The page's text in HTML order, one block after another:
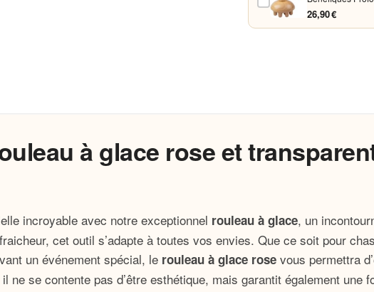
26,90 €
à glace rose et
incroyable avec notre exceptionnel rouleau à glace, un
cet outil s’adapte à toutes vos envies. Que ce soit pour
un événement spécial, le rouleau à glace rose vous permettra
ne se contente pas d’être esthétique, mais garantit également une